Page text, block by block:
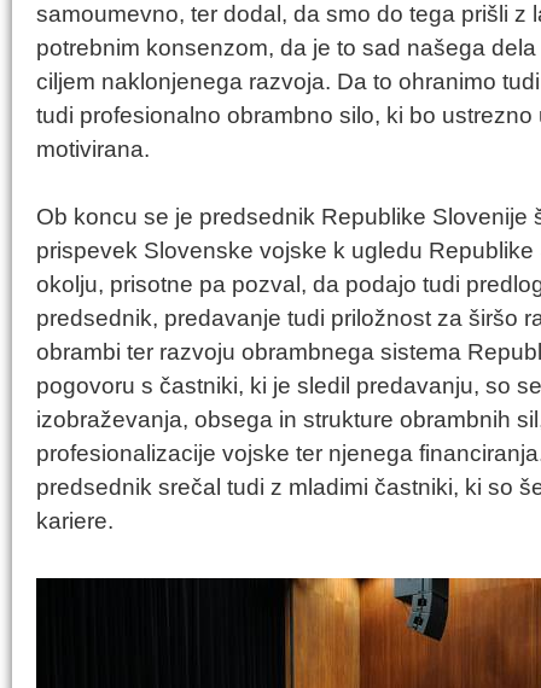
samoumevno, ter dodal, da smo do tega prišli z
potrebnim konsenzom, da je to sad našega
ciljem naklonjenega razvoja. Da to ohranimo
tudi profesionalno obrambno silo, ki bo
motivirana.
Ob koncu se je predsednik Republike Slovenije
prispevek Slovenske vojske k ugledu
okolju, prisotne pa pozval, da podajo tudi
predsednik, predavanje tudi priložnost za širšo
obrambi ter razvoju obrambnega sistema
pogovoru s častniki, ki je sledil predavanju, so
izobraževanja, obsega in strukture obrambnih
profesionalizacije vojske ter njenega
predsednik srečal tudi z mladimi častniki, ki so
kariere.